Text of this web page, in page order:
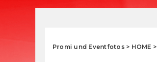
Promi und Eventfotos> HOME >